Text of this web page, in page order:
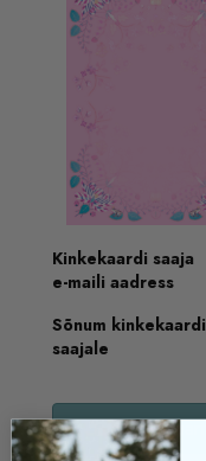
Kinkekaardi saaja
e-maili aadress
Sõnum kinkekaardi
saajale
Osta kinkekaart